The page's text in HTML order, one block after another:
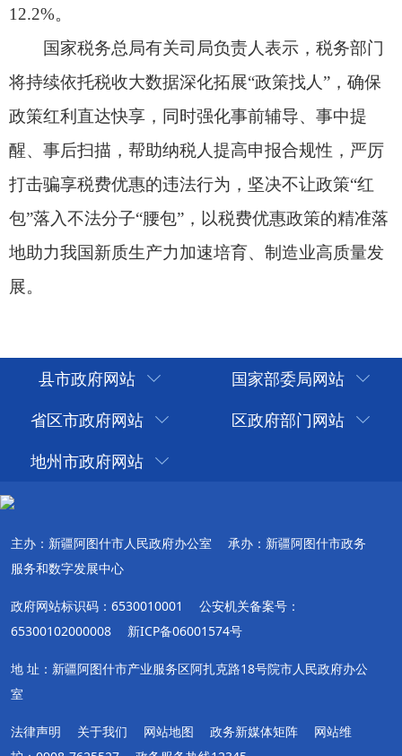
县市政府网站
国家部委局网站
省区市政府网站
区政府部门网站
地州市政府网站
主办：新疆阿图什市人民政府办公室
承办：新疆阿图什市政务
服务和数字发展中心
政府网站标识码：6530010001
公安机关备案号：
65300102000008
新ICP备06001574号
地 址：新疆阿图什市产业服务区阿扎克路18号院市人民政府办公
室
法律声明 关于我们 网站地图 政务新媒体矩阵
网站维